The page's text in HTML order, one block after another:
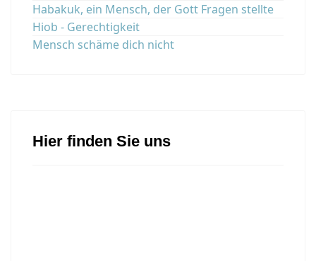
Habakuk, ein Mensch, der Gott Fragen stellte
Hiob - Gerechtigkeit
Mensch schäme dich nicht
Hier finden Sie uns